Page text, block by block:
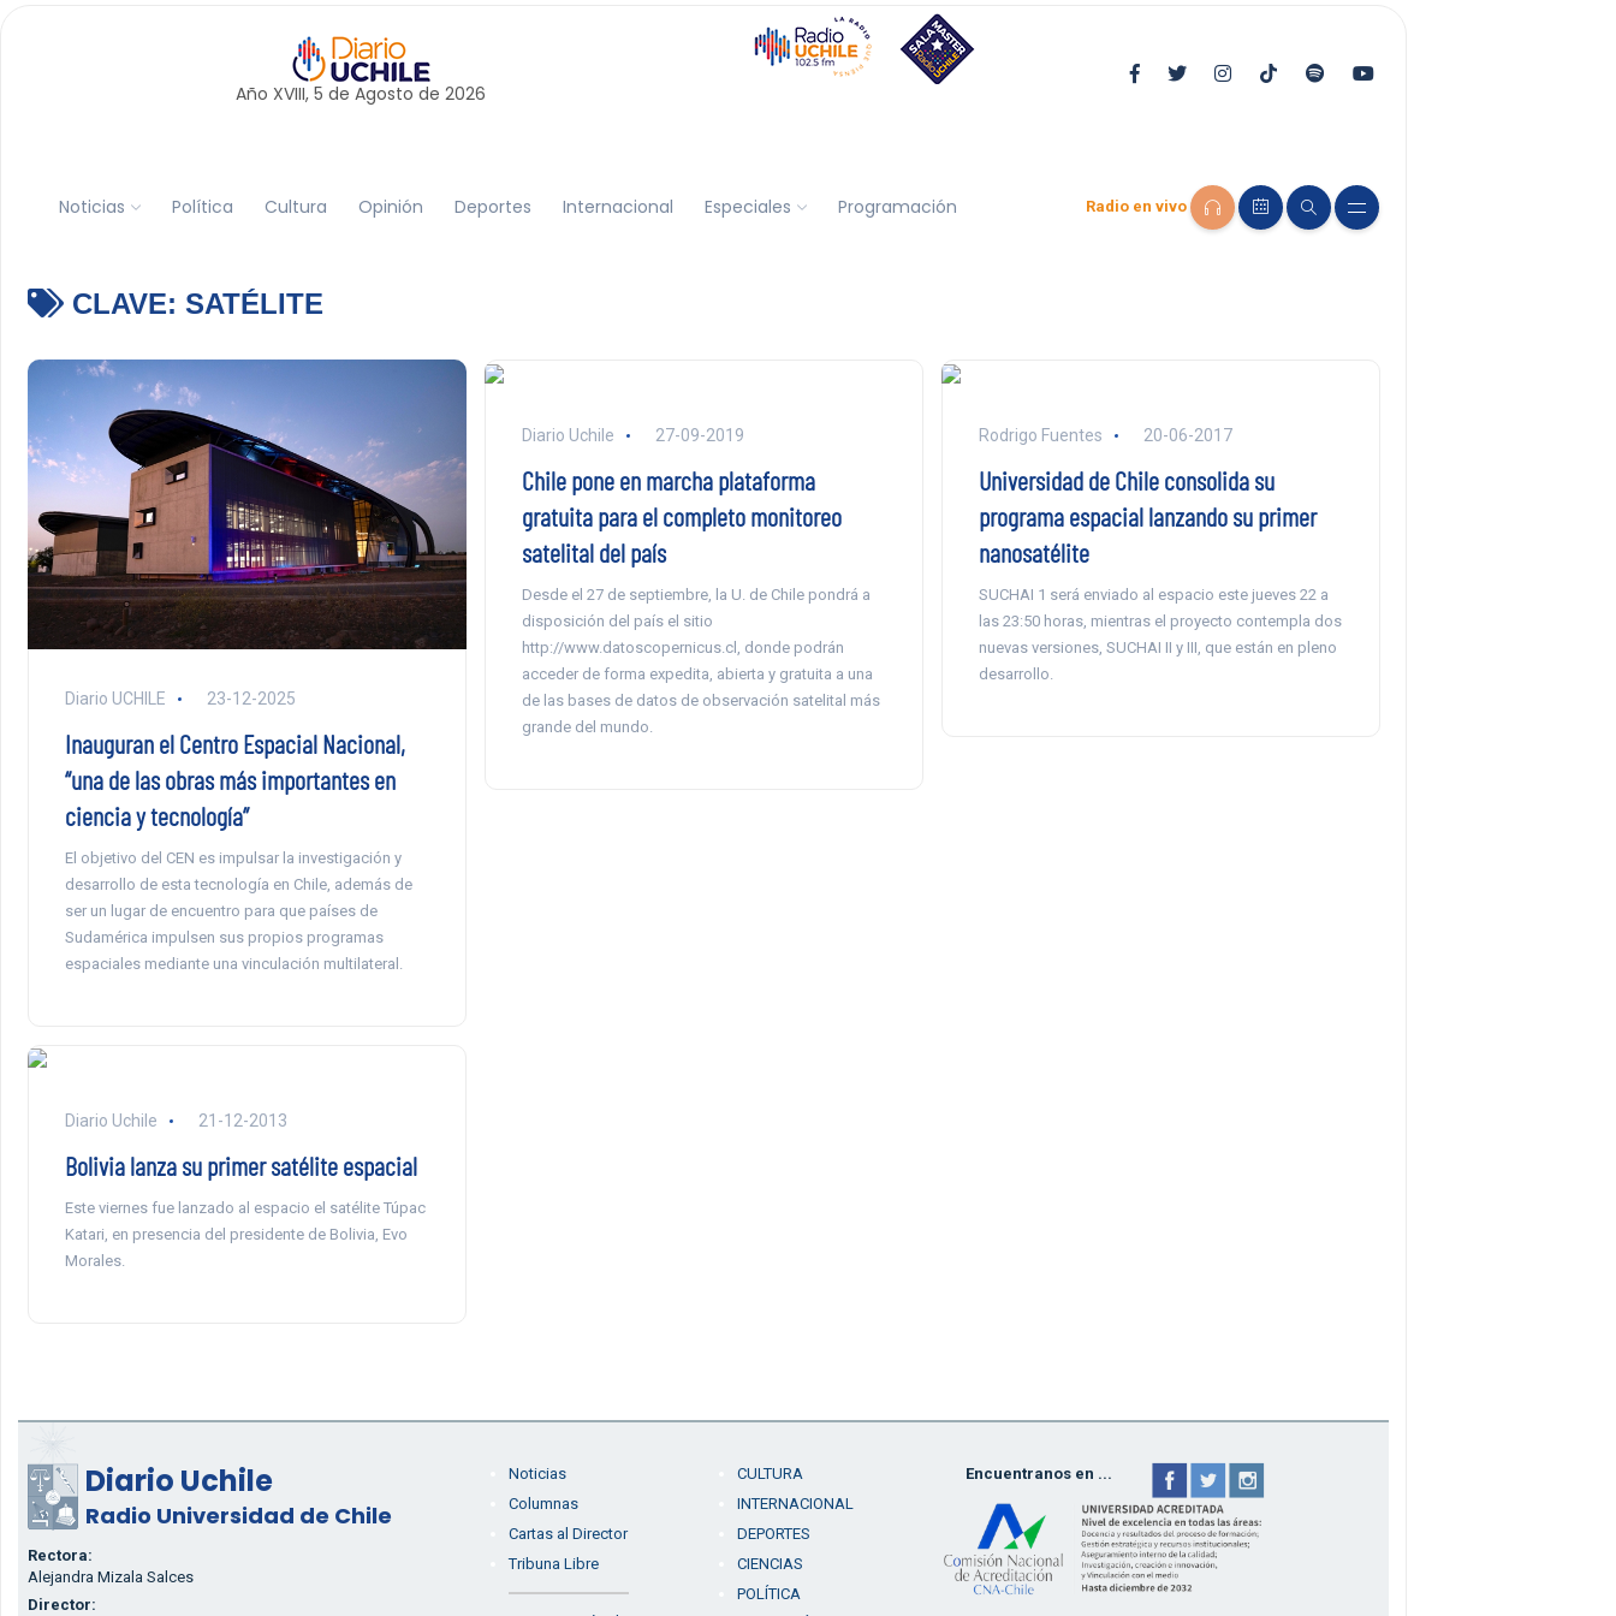
Año XVIII, 5 de Agosto de 2026
Noticias Política Cultura Opinión Deportes Internacional Especiales Programación Radio en vivo
CLAVE: SATÉLITE
Diario UCHILE 23-12-2025
Inauguran el Centro Espacial Nacional,
“una de las obras más importantes en
ciencia y tecnología”
El objetivo del CEN es impulsar la investigación y
desarrollo de esta tecnología en Chile, además de
ser un lugar de encuentro para que países de
Sudamérica impulsen sus propios programas
espaciales mediante una vinculación multilateral.
Diario Uchile 27-09-2019
Chile pone en marcha plataforma
gratuita para el completo monitoreo
satelital del país
Desde el 27 de septiembre, la U. de Chile pondrá a
disposición del país el sitio
http://www.datoscopernicus.cl, donde podrán
acceder de forma expedita, abierta y gratuita a una
de las bases de datos de observación satelital más
grande del mundo.
Rodrigo Fuentes 20-06-2017
Universidad de Chile consolida su
programa espacial lanzando su primer
nanosatélite
SUCHAI 1 será enviado al espacio este jueves 22 a
las 23:50 horas, mientras el proyecto contempla dos
nuevas versiones, SUCHAI II y III, que están en pleno
desarrollo.
Diario Uchile 21-12-2013
Bolivia lanza su primer satélite espacial
Este viernes fue lanzado al espacio el satélite Túpac
Katari, en presencia del presidente de Bolivia, Evo
Morales.
Diario Uchile
Radio Universidad de Chile
Rectora:
Alejandra Mizala Salces
Director:
Noticias
Columnas
Cartas al Director
Tribuna Libre
CULTURA
INTERNACIONAL
DEPORTES
CIENCIAS
POLÍTICA
Encuentranos en ...